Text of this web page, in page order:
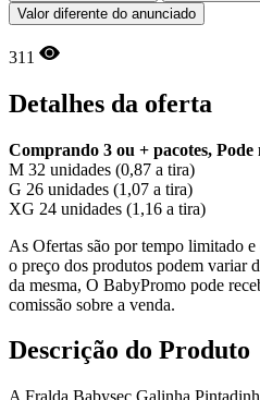
Valor diferente do anunciado
311
Detalhes da oferta
Comprando 3 ou + pacotes,
M 32 unidades (0,87 a tira)
G 26 unidades (1,07 a tira)
XG 24 unidades (1,16 a tira)
As Ofertas são por tempo limitado
o preço dos produtos podem variar
da mesma, O BabyPromo pode
comissão sobre a venda.
Descrição do Produto